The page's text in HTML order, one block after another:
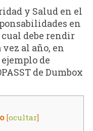
y Salud en el
en
debe rendir
al año, en
de
de Dumbox
[ocultar]